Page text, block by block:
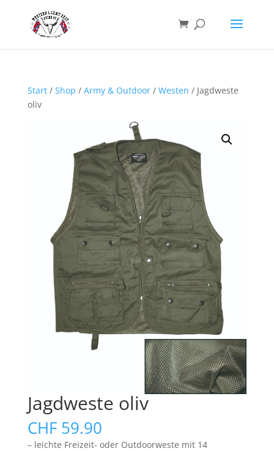
Start/ Shop / Army & Outdoor/ Westen / Jagdweste
oliv
Jagdweste oliv
CHF59.90
– leichte Freizeit- oder Outdoorweste mit 14